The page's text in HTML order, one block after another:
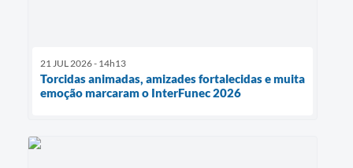
21 JUL 2026 - 14h13
Torcidas animadas, amizades fortalecidas e muita
emoção marcaram o InterFunec 2026